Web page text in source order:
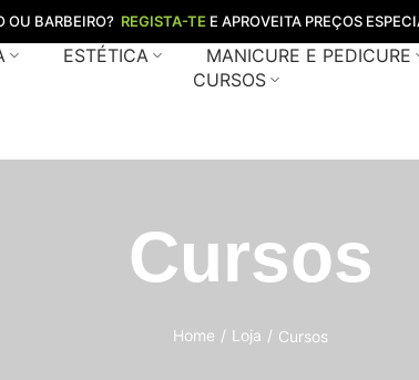
OU BARBEIRO? REGISTA-TE E APROVEITA PREÇOS
ESTÉTICA MANICURE E PEDICURE
CURSOS
Cursos
Home / Loja / Cursos